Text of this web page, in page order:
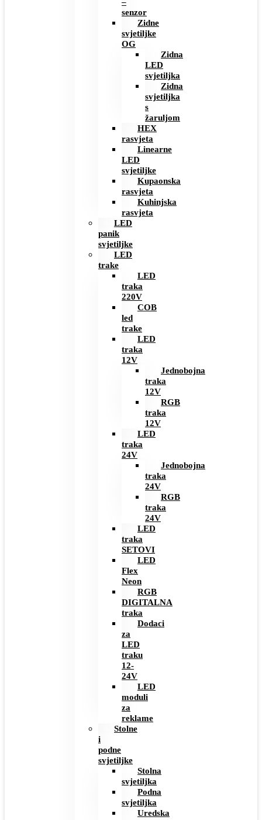
senzor
Zidne
svjetiljke
OG
Zidna
LED
svjetiljka
Zidna
svjetiljka
s
žaruljom
HEX
rasvjeta
Linearne
LED
svjetiljke
Kupaonska
rasvjeta
Kuhinjska
rasvjeta
LED
panik
svjetiljke
LED
trake
LED
traka
220V
COB
led
trake
LED
traka
12V
Jednobojna
traka
12V
RGB
traka
12V
LED
traka
24V
Jednobojna
traka
24V
RGB
traka
24V
LED
traka
SETOVI
LED
Flex
Neon
RGB
DIGITALNA
traka
Dodaci
za
LED
traku
12-
24V
LED
moduli
za
reklame
Stolne
i
podne
svjetiljke
Stolna
svjetiljka
Podna
svjetiljka
Uredska